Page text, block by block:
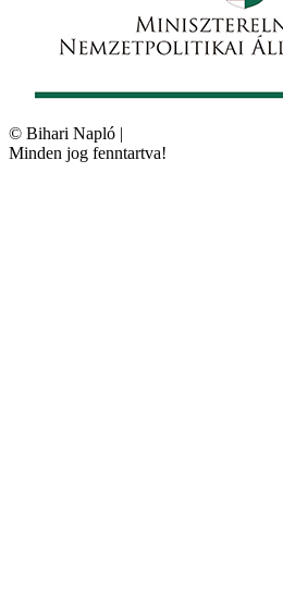
© Bihari Napló |
Minden jog fenntartva!